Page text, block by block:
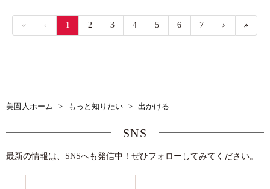
« ‹ 1 2 3 4 5 6 7 › »
美園人ホーム > もっと知りたい > 出かける
SNS
最新の情報は、SNSへも発信中！ぜひフォローしてみてください。